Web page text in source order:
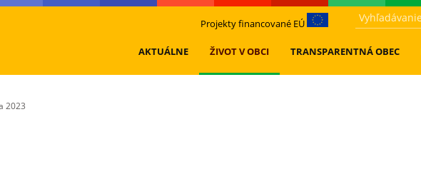
Projekty financované EÚ
AKTUÁLNE ŽIVOT V OBCI TRANSPARENTNÁ OBEC
2023